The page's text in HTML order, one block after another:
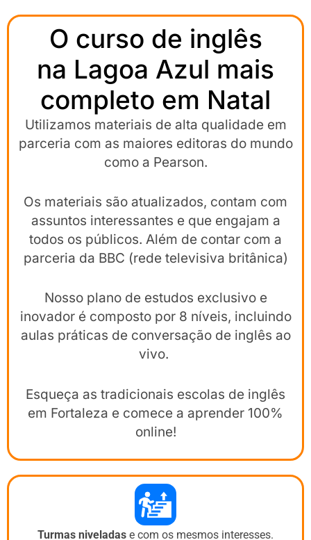
O curso de inglês
na Lagoa Azul mais
completo em Natal
Utilizamos materiais de alta qualidade em
parceria com as maiores editoras do mundo
como a Pearson.
Os materiais são atualizados, contam com
assuntos interessantes e que engajam a
todos os públicos. Além de contar com a
parceria da BBC (rede televisiva britânica)
Nosso plano de estudos exclusivo e
inovador é composto por 8 níveis, incluindo
aulas práticas de conversação de inglês ao
vivo.
Esqueça as tradicionais escolas de inglês
em Fortaleza e comece a aprender 100%
online!
Turmas niveladas e com os mesmos interesses.